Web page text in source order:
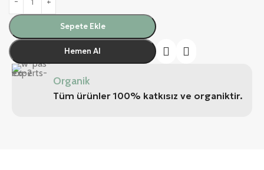
Sepete Ekle
Hemen Al
Organik
Tüm ürünler 100% katkısız ve organiktir.